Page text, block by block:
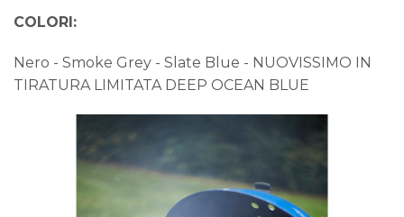
COLORI:
Nero - Smoke Grey - Slate Blue - NUOVISSIMO IN
TIRATURA LIMITATA DEEP OCEAN BLUE